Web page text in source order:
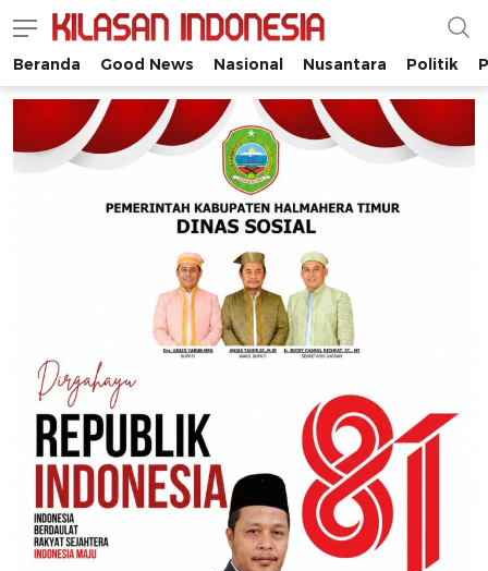
Kilasan Indonesia
Satu-satunya di Indonesia
Beranda Good News Nasional Nusantara Politik